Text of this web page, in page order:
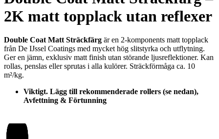
2K matt topplack utan reflexer
Double Coat Matt Sträckfärg är en 2-komponents matt topplack
från De IJssel Coatings med mycket hög slitstyrka och utflytning.
Ger en jämn, exklusiv matt finish utan störande ljusreflektioner. Kan
rollas, penslas eller sprutas i alla kulörer. Sträckförmåga ca. 10
m²/kg.
Viktigt. Lägg till rekommenderade rollers (se nedan),
Avfettning & Förtunning